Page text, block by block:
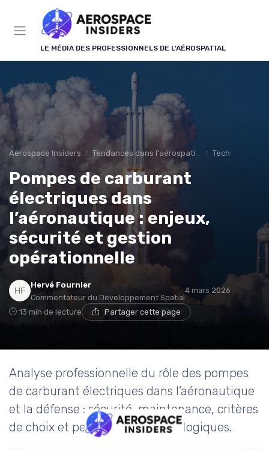
LE MÉDIA DES PROFESSIONNELS DE L'AÉROSPATIAL
Aerospace Insiders Tendances dans l'aérospatial Tech
Pompes de carburant
électriques dans
l’aéronautique : enjeux,
sécurité et gestion
opérationnelle
Hervé Fournier
Commentateur du Développement Spatial
4 mars 2026
13 min de lecture Partager cette page
Analyse professionnelle du rôle des pompes
de carburant électriques dans l’aéronautique
et la défense : sécurité, maintenance, critères
de choix et perspectives technologiques.
Panneau de gestion des cookies